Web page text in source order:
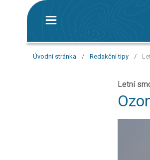
Úvodní stránka / Redakční tipy /
Letní